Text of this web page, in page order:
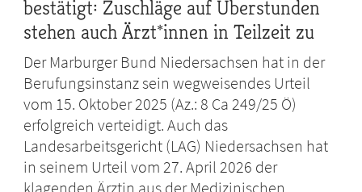
bestätigt: Zuschläge auf Überstunden
stehen auch Ärzt*innen in Teilzeit zu
Der Marburger Bund Niedersachsen hat in der
Berufungsinstanz sein wegweisendes Urteil
vom 15. Oktober 2025 (Az.: 8 Ca 249/25 Ö)
erfolgreich verteidigt. Auch das
Landesarbeitsgericht (LAG) Niedersachsen hat
in seinem Urteil vom 27. April 2026 der
klagenden Ärztin aus der Medizinischen